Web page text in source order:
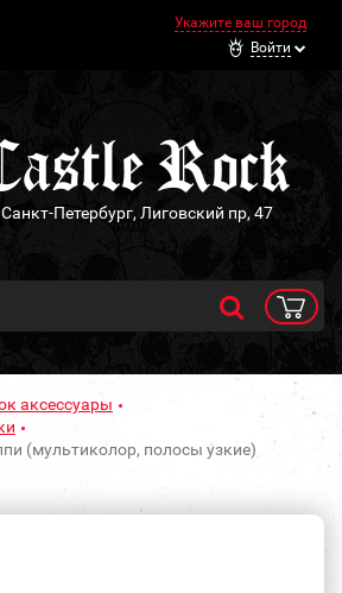
Укажите ваш город
Войти
Санкт-Петербург, Лиговский пр, 47
аксессуары
(мультиколор, полосы узкие)